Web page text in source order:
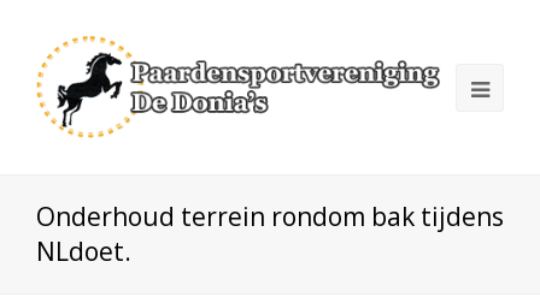
Onderhoud terrein rondom bak tijdens
NLdoet.